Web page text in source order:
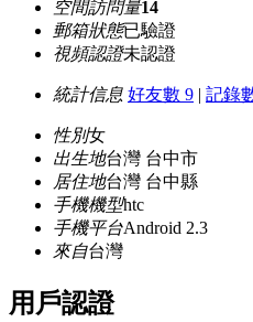
空間訪問量14
郵箱狀態已驗證
視頻認證未認證
統計信息 好友數 9 | 記錄
性別女
出生地台灣 台中市
居住地台灣 台中縣
手機機型htc
手機平台Android 2.3
來自台灣
用戶認證